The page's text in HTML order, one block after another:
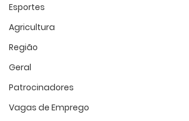
Esportes
Agricultura
Região
Geral
Patrocinadores
Vagas de Emprego